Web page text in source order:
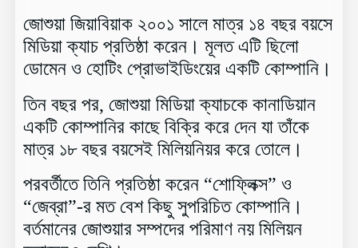
জোশুয়া জিয়াবিয়াক ২০০১ সালে মাত্র ১৪ বছর বয়সে
মিডিয়া ক্যাচ প্রতিষ্ঠা করেন। মূলত এটি ছিলো
ডোমেন ও হোটিং প্রোভাইডিংয়ের একটি কোম্পানি।
তিন বছর পর, জোশুয়া মিডিয়া ক্যাচকে কানাডিয়ান
একটি কোম্পানির কাছে বিক্রি করে দেন যা তাঁকে
মাত্র ১৮ বছর বয়সেই মিলিয়নিয়র করে তোলে।
পরবর্তীতে তিনি প্রতিষ্ঠা করেন “শোফ্লিক্স” ও
“জেব্রা”-র মত বেশ কিছু সুপরিচিত কোম্পানি।
বর্তমানের জোশুয়ার সম্পদের পরিমাণ নয় মিলিয়ন